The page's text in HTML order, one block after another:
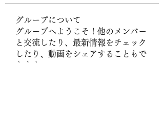
グループについて
グループへようこそ！他のメンバー
と交流したり、最新情報をチェック
したり、動画をシェアすることもで
きます。